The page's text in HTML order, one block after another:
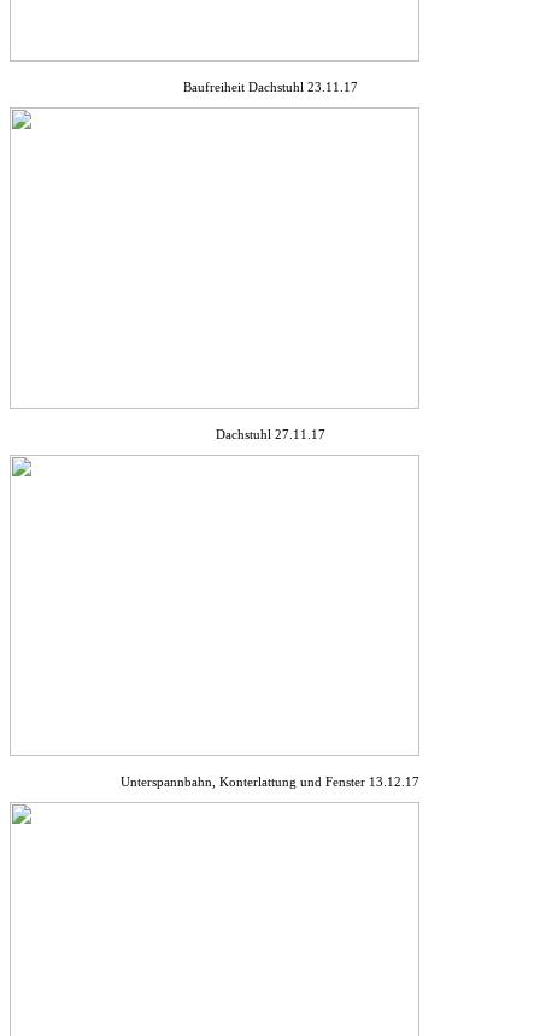
Baufreiheit Dachstuhl 23.11.17
Dachstuhl 27.11.17
Unterspannbahn, Konterlattung und Fenster 13.12.17